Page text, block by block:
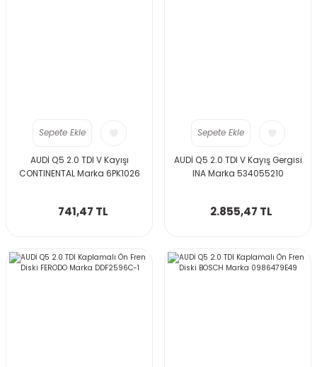
Sepete Ekle
AUDİ Q5 2.0 TDI V Kayışı
CONTINENTAL Marka 6PK1026
741,47 TL
Sepete Ekle
AUDİ Q5 2.0 TDI V Kayış Gergisi
INA Marka 534055210
2.855,47 TL